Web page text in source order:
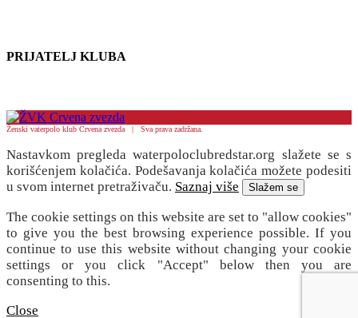
PRIJATELJ KLUBA
Ženski vaterpolo klub Crvena zvezda | Sva prava zadržana.
Nastavkom pregleda waterpoloclubredstar.org slažete se s
korišćenjem kolačića. Podešavanja kolačića možete podesiti
u svom internet pretraživaču. Saznaj više Slažem se
The cookie settings on this website are set to "allow cookies"
to give you the best browsing experience possible. If you
continue to use this website without changing your cookie
settings or you click "Accept" below then you are
consenting to this.
Close